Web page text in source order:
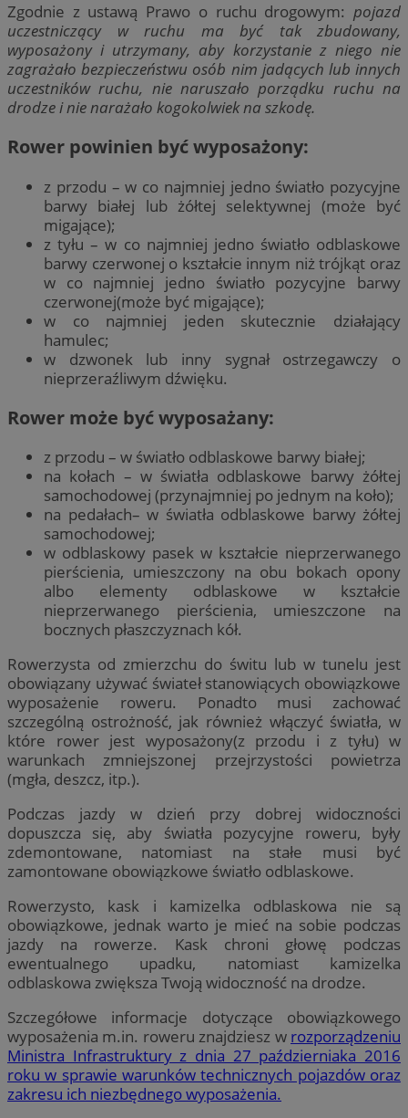
Zgodnie z ustawą Prawo o ruchu drogowym: pojazd
uczestniczący w ruchu ma być tak zbudowany,
wyposażony i utrzymany, aby korzystanie z niego nie
zagrażało bezpieczeństwu osób nim jadących lub innych
uczestników ruchu, nie naruszało porządku ruchu na
drodze i nie narażało kogokolwiek na szkodę.
Rower powinien być wyposażony:
z przodu – w co najmniej jedno światło pozycyjne
barwy białej lub żółtej selektywnej (może być
migające);
z tyłu – w co najmniej jedno światło odblaskowe
barwy czerwonej o kształcie innym niż trójkąt oraz
w co najmniej jedno światło pozycyjne barwy
czerwonej(może być migające);
w co najmniej jeden skutecznie działający
hamulec;
w dzwonek lub inny sygnał ostrzegawczy o
nieprzeraźliwym dźwięku.
Rower może być wyposażany:
z przodu – w światło odblaskowe barwy białej;
na kołach – w światła odblaskowe barwy żółtej
samochodowej (przynajmniej po jednym na koło);
na pedałach– w światła odblaskowe barwy żółtej
samochodowej;
w odblaskowy pasek w kształcie nieprzerwanego
pierścienia, umieszczony na obu bokach opony
albo elementy odblaskowe w kształcie
nieprzerwanego pierścienia, umieszczone na
bocznych płaszczyznach kół.
Rowerzysta od zmierzchu do świtu lub w tunelu jest
obowiązany używać świateł stanowiących obowiązkowe
wyposażenie roweru. Ponadto musi zachować
szczególną ostrożność, jak również włączyć światła, w
które rower jest wyposażony(z przodu i z tyłu) w
warunkach zmniejszonej przejrzystości powietrza
(mgła, deszcz, itp.).
Podczas jazdy w dzień przy dobrej widoczności
dopuszcza się, aby światła pozycyjne roweru, były
zdemontowane, natomiast na stałe musi być
zamontowane obowiązkowe światło odblaskowe.
Rowerzysto, kask i kamizelka odblaskowa nie są
obowiązkowe, jednak warto je mieć na sobie podczas
jazdy na rowerze. Kask chroni głowę podczas
ewentualnego upadku, natomiast kamizelka
odblaskowa zwiększa Twoją widoczność na drodze.
Szczegółowe informacje dotyczące obowiązkowego
wyposażenia m.in. roweru znajdziesz w rozporządzeniu
Ministra Infrastruktury z dnia 27 październiaka 2016
roku w sprawie warunków technicznych pojazdów oraz
zakresu ich niezbędnego wyposażenia.